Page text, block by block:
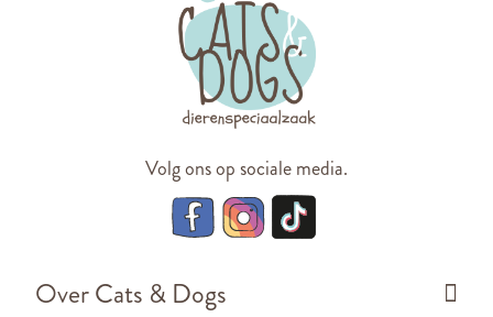
Volg ons op sociale media.
Over Cats & Dogs